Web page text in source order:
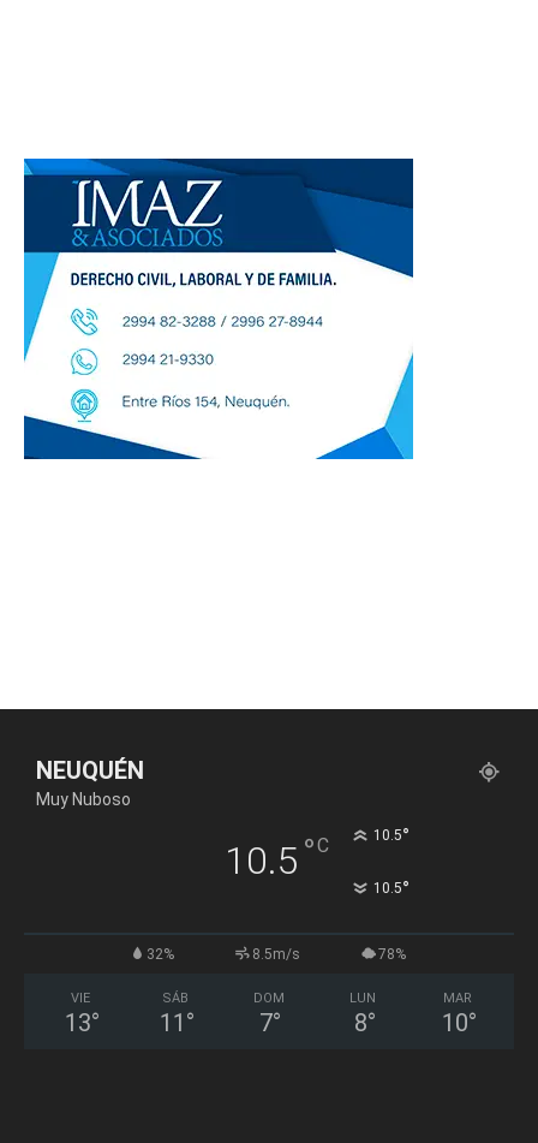
NEUQUÉN
Muy Nuboso
10.5 °C 10.5°
10.5°
32% 8.5m/s 78%
VIE
13°
SÁB
11 °
DOM
7°
LUN
8°
MAR
10°